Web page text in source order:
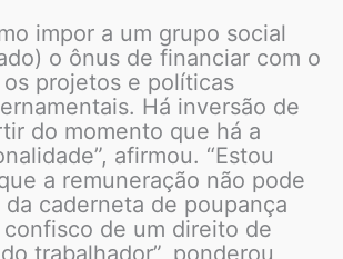
impor a um grupo social
o ônus de financiar com o
projetos e políticas
Há inversão de
do momento que há a
afirmou. “Estou
a remuneração não pode
caderneta de poupança
de um direito de